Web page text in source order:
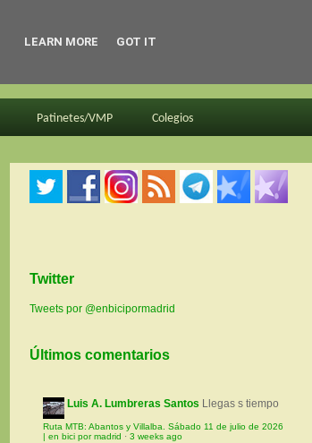
Patinetes/VMP Colegios
Twitter
Tweets por @enbicipormadrid
Últimos comentarios
Luis A. Lumbreras Santos Llegas s tiempo
Ruta MTB: Abantos y Villalba. Sábado 11 de julio de 2026
| en bici por madrid · 3 weeks ago
LEARN MORE GOT IT